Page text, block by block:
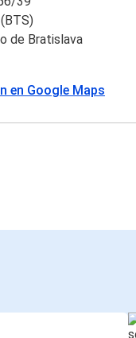
de Bratislava
en Google Maps